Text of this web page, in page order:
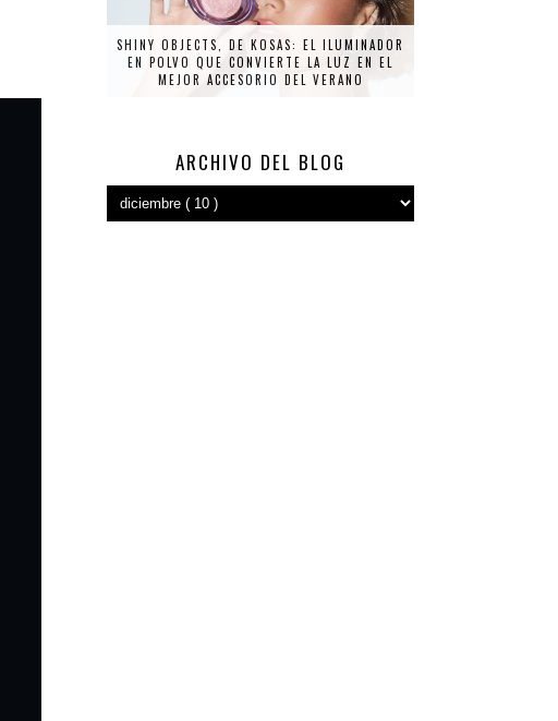
SHINY OBJECTS, DE KOSAS: EL ILUMINADOR
EN POLVO QUE CONVIERTE LA LUZ EN EL
MEJOR ACCESORIO DEL VERANO
ARCHIVO DEL BLOG